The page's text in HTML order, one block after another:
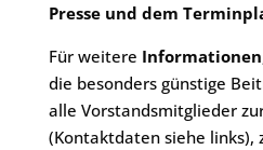
Presse und dem
Für weitere Informationen
die besonders günstige
alle Vorstandsmitglieder
(Kontaktdaten siehe links),